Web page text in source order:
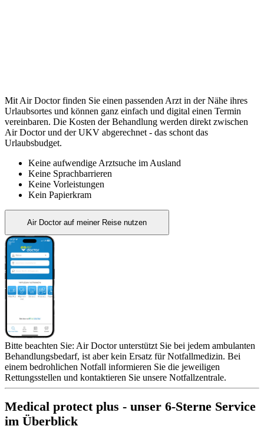
Mit Air Doctor finden Sie einen passenden Arzt in der Nähe ihres
Urlaubsortes und können ganz einfach und digital einen Termin
vereinbaren. Die Kosten der Behandlung werden direkt zwischen
Air Doctor und der UKV abgerechnet - das schont das
Urlaubsbudget.
Keine aufwendige Arztsuche im Ausland
Keine Sprachbarrieren
Keine Vorleistungen
Kein Papierkram
Air Doctor auf meiner Reise nutzen
Bitte beachten Sie: Air Doctor unterstützt Sie bei jedem ambulanten
Behandlungsbedarf, ist aber kein Ersatz für Notfallmedizin. Bei
einem bedrohlichen Notfall informieren Sie die jeweiligen
Rettungsstellen und kontaktieren Sie unsere Notfallzentrale.
Medical protect plus - unser 6-Sterne Service
im Überblick